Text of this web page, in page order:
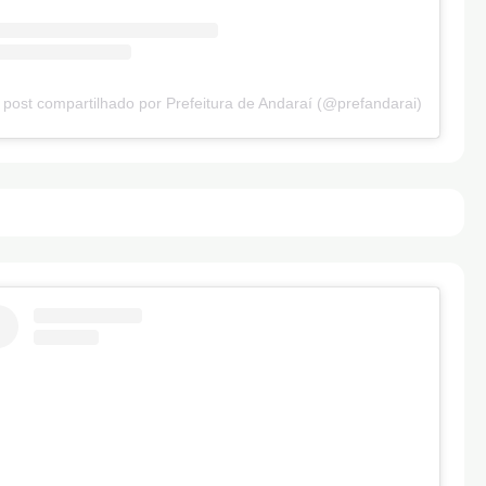
post compartilhado por Prefeitura de Andaraí (@prefandarai)